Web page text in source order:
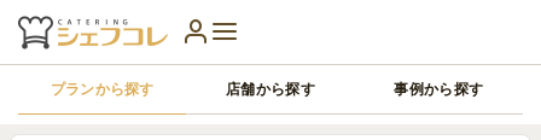
プランから探す 店舗から探す 事例から探す